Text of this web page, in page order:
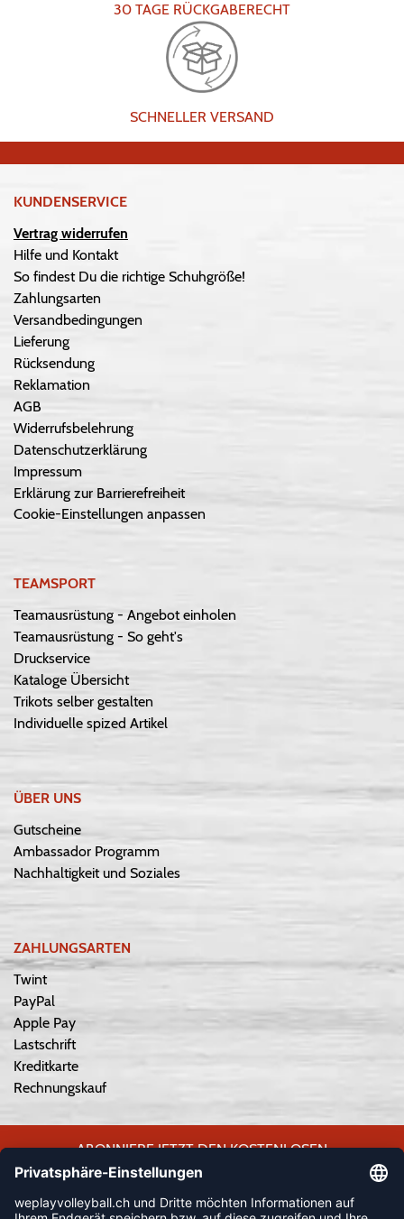
30 TAGE RÜCKGABERECHT
SCHNELLER VERSAND
KUNDENSERVICE
Vertrag widerrufen
Hilfe und Kontakt
So findest Du die richtige Schuhgröße!
Zahlungsarten
Versandbedingungen
Lieferung
Rücksendung
Reklamation
AGB
Widerrufsbelehrung
Datenschutzerklärung
Impressum
Erklärung zur Barrierefreiheit
Cookie-Einstellungen anpassen
TEAMSPORT
Teamausrüstung - Angebot einholen
Teamausrüstung - So geht's
Druckservice
Kataloge Übersicht
Trikots selber gestalten
Individuelle spized Artikel
ÜBER UNS
Gutscheine
Ambassador Programm
Nachhaltigkeit und Soziales
ZAHLUNGSARTEN
Twint
PayPal
Apple Pay
Lastschrift
Kreditkarte
Rechnungskauf
ABONNIERE JETZT DEN KOSTENLOSEN
WEPLAYVOLLEYBALL-NEWSLETTER UND VERPASSE KEINE